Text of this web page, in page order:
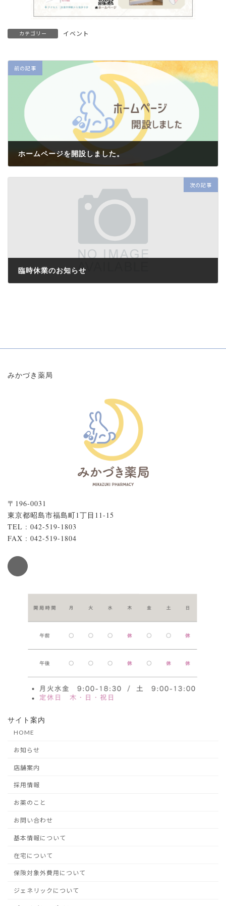
カテゴリー イベント
前の記事
ホームページを開設しました。
次の記事
臨時休業のお知らせ
みかづき薬局
〒196-0031
東京都昭島市福島町1丁目11-15
TEL : 042-519-1803
FAX : 042-519-1804
サイト案内
HOME
お知らせ
店舗案内
採用情報
お薬のこと
お問い合わせ
基本情報について
在宅について
保険対象外費用について
ジェネリックについて